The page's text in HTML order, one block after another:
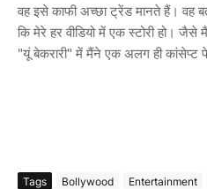
वह इसे काफी अच्छा ट्रेंड मानते हैं। वह
कि मेरे हर वीडियो में एक स्टोरी हो।
"यूं बेकरारी" में मैंने एक अलग ही कांसेप्ट
Tags Bollywood Entertainment